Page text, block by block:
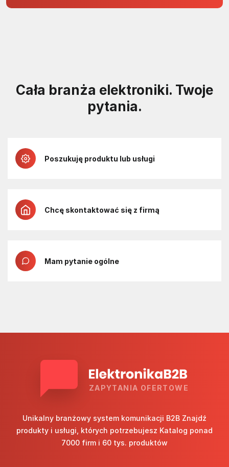
projektach 5 V
Cała branża elektroniki. Twoje
pytania.
Poszukuję produktu lub usługi
Chcę skontaktować się z firmą
Mam pytanie ogólne
ZAPYTANIA OFERTOWE
Unikalny branżowy system komunikacji B2B Znajdź
produkty i usługi, których potrzebujesz Katalog ponad
7000 firm i 60 tys. produktów